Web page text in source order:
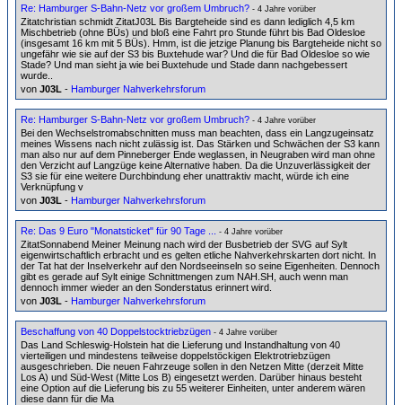
Re: Hamburger S-Bahn-Netz vor großem Umbruch? - 4 Jahre vorüber
Zitatchristian schmidt ZitatJ03L Bis Bargteheide sind es dann lediglich 4,5 km
Mischbetrieb (ohne BÜs) und bloß eine Fahrt pro Stunde führt bis Bad Oldesloe
(insgesamt 16 km mit 5 BÜs). Hmm, ist die jetzige Planung bis Bargteheide nicht so
ungefähr wie sie auf der S3 bis Buxtehude war? Und die für Bad Oldesloe so wie
Stade? Und man sieht ja wie bei Buxtehude und Stade dann nachgebessert
wurde..
von J03L - Hamburger Nahverkehrsforum
Re: Hamburger S-Bahn-Netz vor großem Umbruch? - 4 Jahre vorüber
Bei den Wechselstromabschnitten muss man beachten, dass ein Langzugeinsatz
meines Wissens nach nicht zulässig ist. Das Stärken und Schwächen der S3 kann
man also nur auf dem Pinneberger Ende weglassen, in Neugraben wird man ohne
den Verzicht auf Langzüge keine Alternative haben. Da die Unzuverlässigkeit der
S3 sie für eine weitere Durchbindung eher unattraktiv macht, würde ich eine
Verknüpfung v
von J03L - Hamburger Nahverkehrsforum
Re: Das 9 Euro "Monatsticket" für 90 Tage ... - 4 Jahre vorüber
ZitatSonnabend Meiner Meinung nach wird der Busbetrieb der SVG auf Sylt
eigenwirtschaftlich erbracht und es gelten etliche Nahverkehrskarten dort nicht. In
der Tat hat der Inselverkehr auf den Nordseeinseln so seine Eigenheiten. Dennoch
gibt es gerade auf Sylt einige Schnittmengen zum NAH.SH, auch wenn man
dennoch immer wieder an den Sonderstatus erinnert wird.
von J03L - Hamburger Nahverkehrsforum
Beschaffung von 40 Doppelstocktriebzügen - 4 Jahre vorüber
Das Land Schleswig-Holstein hat die Lieferung und Instandhaltung von 40
vierteiligen und mindestens teilweise doppelstöckigen Elektrotriebzügen
ausgeschrieben. Die neuen Fahrzeuge sollen in den Netzen Mitte (derzeit Mitte
Los A) und Süd-West (Mitte Los B) eingesetzt werden. Darüber hinaus besteht
eine Option auf die Lieferung bis zu 55 weiterer Einheiten, unter anderem wären
diese dann für die Ma